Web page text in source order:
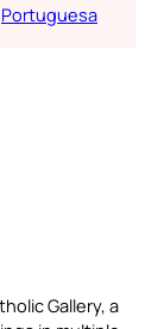
Portuguesa
Gallery, a